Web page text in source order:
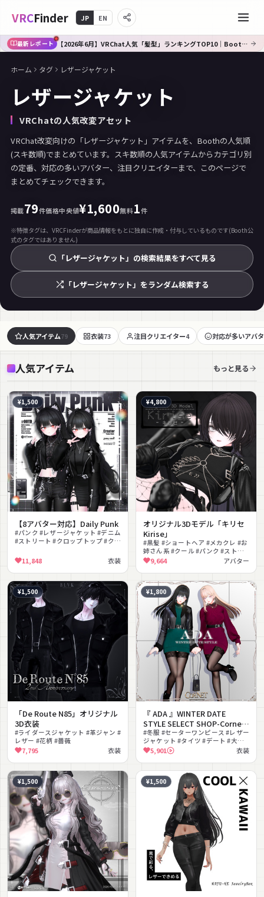
VRCFinder JP EN
最新レポート 【2026年6月】VRChat人気「髪型」ランキングTOP10｜Booth傾向分析
ホーム タグ レザージャケット
レザージャケット
VRChatの人気改変アセット
VRChat改変向けの「レザージャケット」アイテムを、Boothの人気順
(スキ数順)でまとめています。スキ数順の人気アイテムからカテゴリ別
の定番、対応の多いアバター、注目クリエイターまで、このページで
まとめてチェックできます。
掲載79件価格中央値¥1,600無料1件
※特徴タグは、VRCFinderが商品情報をもとに独自に作成・付与しているものです(Booth公
式のタグではありません)
「レザージャケット」の検索結果をすべて見る
「レザージャケット」をランダム検索する
人気アイテム79 衣装73 注目クリエイター4 対応が多いアバ
人気アイテム もっと見る
¥1,500
【8アバター対応】Daily Punk
#パンク #レザージャケット #デニム
#ストリート #クロップトップ #クー
対応11,848 衣装
¥4,800
オリジナル3Dモデル「キリセ
Kirise」
#黒髪 #ショートヘア #メカクレ #お
姉さん系 #クール #パンク #ストリ
ート #レザージャケット #チェーン
#VRCFT対応
9,664 アバター
¥1,500
「De Route N85」オリジナル
3D衣装
#ライダースジャケット #革ジャン #
レザー #花柄 #薔薇
7,795 衣装
¥1,800
『 ADA 』WINTER DATE
STYLE SELECT SHOP-Cornet-
#エイダ #セレコル
#冬服 #セーターワンピース #レザー
ジャケット #タイツ #デート #大人
っぽい #セクシー #MA対応
#lilToon対応 #リアルクローズ
5,901 衣装
¥1,500 ¥1,500